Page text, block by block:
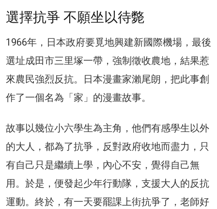
選擇抗爭 不願坐以待斃
1966年，日本政府要覓地興建新國際機場，最後
選址成田市三里塚一帶，強制徵收農地，結果惹
來農民強烈反抗。日本漫畫家瀨尾朗，把此事創
作了一個名為「家」的漫畫故事。
故事以幾位小六學生為主角，他們有感學生以外
的大人，都為了抗爭，反對政府收地而盡力，只
有自己只是繼續上學，內心不安，覺得自己無
用。於是，便發起少年行動隊，支援大人的反抗
運動。終於，有一天要罷課上街抗爭了，老師好